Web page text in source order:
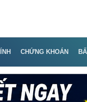
CHỨNG KHOÁN